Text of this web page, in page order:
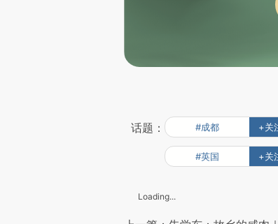
话题： #成都 +关
#英国 +关
Loading...